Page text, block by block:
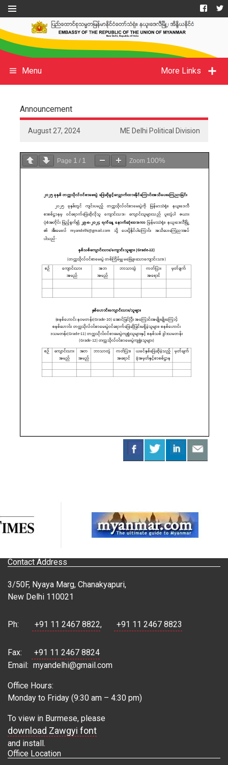
More Links
Menu
Announcement
August 27, 2024 ME Delhi Political Division
Page 1 / 1 Zoom 100%
Contact Address
3/50F, Nyaya Marg, Chanakyapuri,
New Delhi 110021
Ph: +91 11 2467 8822, +91 11 2467 8823
Fax:
+91 11 2467 8824
Email: myandelhi@gmail.com
Office Hours:
Monday to Friday (9:30 am – 4:30 pm)
To view in Burmese, please
download Zawgyi font
and install.
Office Location